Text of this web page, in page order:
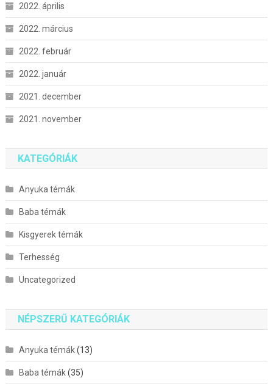
2022. április
2022. március
2022. február
2022. január
2021. december
2021. november
KATEGÓRIÁK
Anyuka témák
Baba témák
Kisgyerek témák
Terhesség
Uncategorized
NÉPSZERŰ KATEGÓRIÁK
Anyuka témák(13)
Baba témák(35)